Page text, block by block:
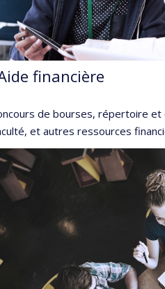
financière
de bourses, répertoire et
et autres ressources